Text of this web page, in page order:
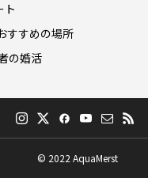
ト
すすめの場所
の婚活
© 2022 AquaMerst